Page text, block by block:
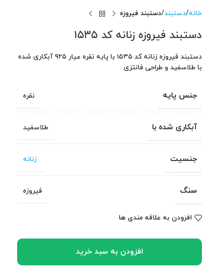
خانه دستبند دستبند فیروزه
دستبند فیروزه زنانه کد ۱۵۳۵
دستبند فیروزه زنانه کد ۱۵۳۵ با پایه نقره عیار ۹۲۵ آبکاری شده
با طلاسفید و طراحی فانتزی
جنس پایه نقره
آبکاری شده با طلاسفید
جنسیت زنانه
سنگ فیروزه
افزودن به علاقه مندی ها
افزودن به سبد خرید